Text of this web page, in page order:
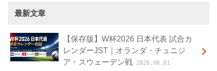
最新文章
【保存版】W杯2026 日本代表 試合カ
レンダーJST｜オランダ・チュニジ
ア・スウェーデン戦 2026.06.01